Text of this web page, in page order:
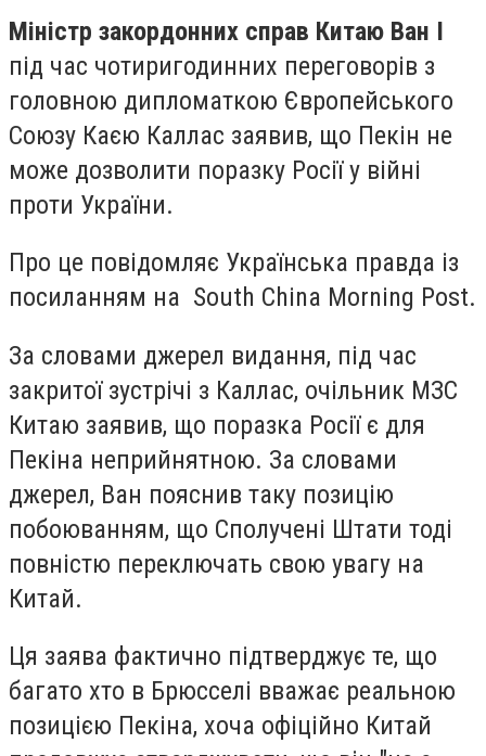
Міністр закордонних справ Китаю Ван І
під час чотиригодинних переговорів з
головною дипломаткою Європейського
Союзу Каєю Каллас заявив, що Пекін не
може дозволити поразку Росії у війні
проти України.
Про це повідомляє Українська правда із
посиланням на South China Morning Post.
За словами джерел видання, під час
закритої зустрічі з Каллас, очільник МЗС
Китаю заявив, що поразка Росії є для
Пекіна неприйнятною. За словами
джерел, Ван пояснив таку позицію
побоюванням, що Сполучені Штати тоді
повністю переключать свою увагу на
Китай.
Ця заява фактично підтверджує те, що
багато хто в Брюсселі вважає реальною
позицією Пекіна, хоча офіційно Китай